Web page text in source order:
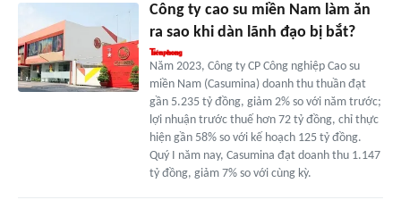
Công ty cao su miền Nam làm ăn
ra sao khi dàn lãnh đạo bị bắt?
Năm 2023, Công ty CP Công nghiệp Cao su
miền Nam (Casumina) doanh thu thuần đạt
gần 5.235 tỷ đồng, giảm 2% so với năm trước;
lợi nhuận trước thuế hơn 72 tỷ đồng, chỉ thực
hiện gần 58% so với kế hoạch 125 tỷ đồng.
Quý I năm nay, Casumina đạt doanh thu 1.147
tỷ đồng, giảm 7% so với cùng kỳ.